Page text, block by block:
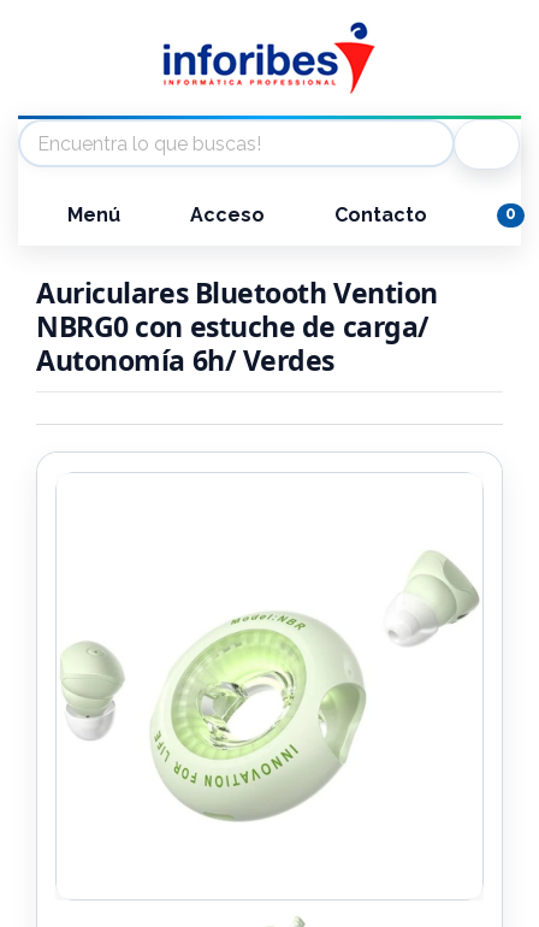
Menú Acceso Contacto 0
Auriculares Bluetooth Vention
NBRG0 con estuche de carga/
Autonomía 6h/ Verdes